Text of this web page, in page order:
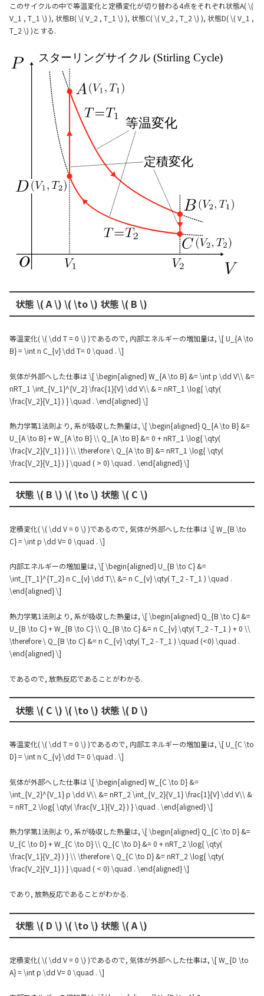
このサイクルの中で等温変化と定積変化が切り替わる4点をそれぞれ状態A( \(
V_1 , T_1 \) ), 状態B( \( V_2 , T_1 \) ), 状態C( \( V_2 , T_2 \) ), 状態D( \( V_1 ,
T_2 \) )とする.
状態 \( A \) \( \to \) 状態 \( B \)
等温変化( \( \dd T = 0 \) )であるので, 内部エネルギーの増加量は, \[ U_{A \to
B} = \int n C_{v} \dd T= 0 \quad . \]
気体が外部へした仕事は \[ \begin{aligned} W_{A \to B} &= \int p \dd V\\ &=
nRT_1 \int_{V_1}^{V_2} \frac{1}{V} \dd V\\ & = nRT_1 \log{ \qty(
\frac{V_2}{V_1} ) } \quad . \end{aligned} \]
熱力学第1法則より, 系が吸収した熱量は, \[ \begin{aligned} Q_{A \to B} &=
U_{A \to B} + W_{A \to B} \\ Q_{A \to B} &= 0 + nRT_1 \log{ \qty(
\frac{V_2}{V_1} ) } \\ \therefore \ Q_{A \to B} &= nRT_1 \log{ \qty(
\frac{V_2}{V_1} ) } \quad ( > 0) \quad . \end{aligned} \]
状態 \( B \) \( \to \) 状態 \( C \)
定積変化( \( \dd V = 0 \) )であるので, 気体が外部へした仕事は \[ W_{B \to
C} = \int p \dd V= 0 \quad . \]
内部エネルギーの増加量は, \[ \begin{aligned} U_{B \to C} &=
\int_{T_1}^{T_2} n C_{v} \dd T\\ &= n C_{v} \qty( T_2 - T_1 ) \quad .
\end{aligned} \]
熱力学第1法則より, 系が吸収した熱量は, \[ \begin{aligned} Q_{B \to C} &=
U_{B \to C} + W_{B \to C} \\ Q_{B \to C} &= n C_{v} \qty( T_2 - T_1 ) + 0 \\
\therefore \ Q_{B \to C} &= n C_{v} \qty( T_2 - T_1 ) \quad (<0) \quad .
\end{aligned} \]
であるので, 放熱反応であることがわかる.
状態 \( C \) \( \to \) 状態 \( D \)
等温変化( \( \dd T = 0 \) )であるので, 内部エネルギーの増加量は, \[ U_{C \to
D} = \int n C_{v} \dd T= 0 \quad . \]
気体が外部へした仕事は \[ \begin{aligned} W_{C \to D} &=
\int_{V_2}^{V_1} p \dd V\\ &= nRT_2 \int_{V_2}{V_1} \frac{1}{V} \dd V\\ &
= nRT_2 \log{ \qty( \frac{V_1}{V_2} ) } \quad . \end{aligned} \]
熱力学第1法則より, 系が吸収した熱量は, \[ \begin{aligned} Q_{C \to D} &=
U_{C \to D} + W_{C \to D} \\ Q_{C \to D} &= 0 + nRT_2 \log{ \qty(
\frac{V_1}{V_2} ) } \\ \therefore \ Q_{C \to D} &= nRT_2 \log{ \qty(
\frac{V_2}{V_1} ) } \quad ( < 0) \quad . \end{aligned} \]
であり, 放熱反応であることがわかる.
状態 \( D \) \( \to \) 状態 \( A \)
定積変化( \( \dd V = 0 \) )であるので, 気体が外部へした仕事は, \[ W_{D \to
A} = \int p \dd V= 0 \quad . \]